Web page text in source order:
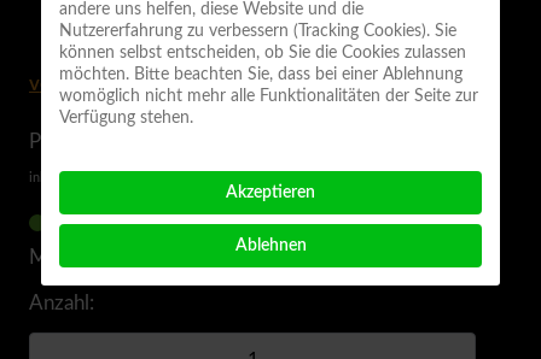
vergrößern
Preis:
inkl. 20 % MwSt.
verfügbar
Menge auf Lager:
Unbegrenzt
Anzahl:
andere uns helfen, diese Website und die
Nutzererfahrung zu verbessern (Tracking Cookies). Sie
können selbst entscheiden, ob Sie die Cookies zulassen
möchten. Bitte beachten Sie, dass bei einer Ablehnung
womöglich nicht mehr alle Funktionalitäten der Seite zur
Verfügung stehen.
Akzeptieren
Ablehnen